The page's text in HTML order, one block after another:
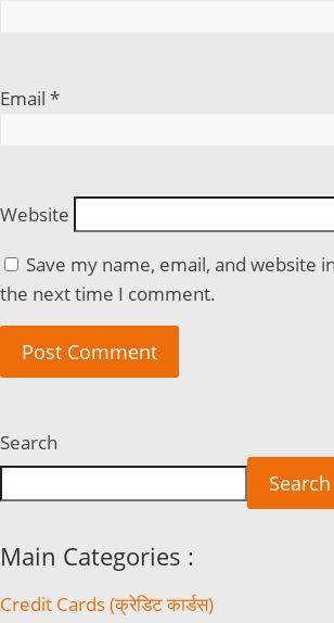
Email *
Website
Save my name, email, and website
the next time I comment.
Search
Search
Main Categories :
Credit Cards (क्रेडिट कार्डस)